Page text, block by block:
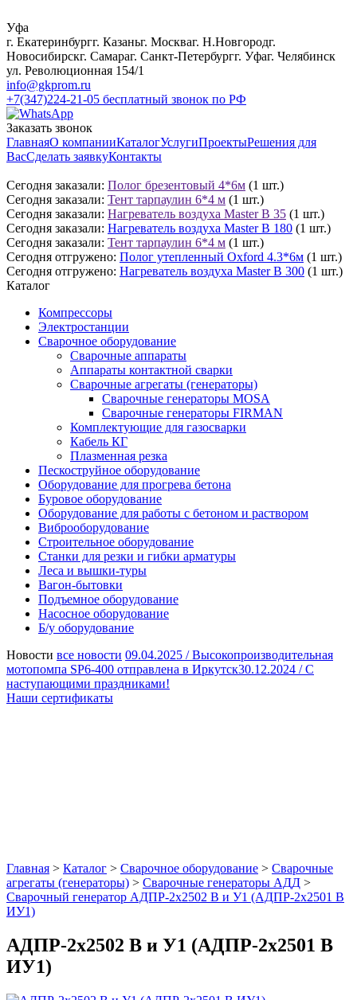
Уфа
г. Екатеринбургг. Казаньг. Москваг. Н.Новгородг.
Новосибирскг. Самараг. Санкт-Петербургг. Уфаг. Челябинск
ул. Революционная 154/1
info@gkprom.ru
+7(347)224-21-05 бесплатный звонок по РФ
Заказать звонок
ГлавнаяО компанииКаталогУслугиПроектыРешения для
ВасСделать заявкуКонтакты
Сегодня заказали: Полог брезентовый 4*6м (1 шт.)
Сегодня заказали: Тент тарпаулин 6*4 м (1 шт.)
Сегодня заказали: Нагреватель воздуха Master B 35 (1 шт.)
Сегодня заказали: Нагреватель воздуха Master B 180 (1 шт.)
Сегодня заказали: Тент тарпаулин 6*4 м (1 шт.)
Сегодня отгружено: Полог утепленный Oxford 4.3*6м (1 шт.)
Сегодня отгружено: Нагреватель воздуха Master B 300 (1 шт.)
Каталог
Компрессоры
Электростанции
Сварочное оборудование
Сварочные аппараты
Аппараты контактной сварки
Сварочные агрегаты (генераторы)
Сварочные генераторы MOSA
Сварочные генераторы FIRMAN
Комплектующие для газосварки
Кабель КГ
Плазменная резка
Пескоструйное оборудование
Оборудование для прогрева бетона
Буровое оборудование
Оборудование для работы с бетоном и раствором
Виброоборудование
Строительное оборудование
Станки для резки и гибки арматуры
Леса и вышки-туры
Вагон-бытовки
Подъемное оборудование
Насосное оборудование
Б/у оборудование
Новости все новости 09.04.2025 /Высокопроизводительная
мотопомпа SP6-400 отправлена в Иркутск30.12.2024 /С
наступающими праздниками!
Наши сертификаты
Главная > Каталог > Сварочное оборудование > Сварочные
агрегаты (генераторы) > Сварочные генераторы АДД >
Сварочный генератор АДПР-2x2502 В и У1 (АДПР-2х2501 В
ИУ1)
АДПР-2x2502 В и У1 (АДПР-2х2501 В
ИУ1)